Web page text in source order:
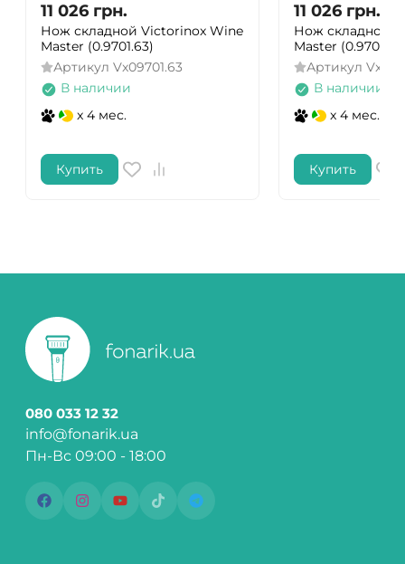
11 026 грн.
Нож складной Victorinox Wine
Master (0.9701.63)
Артикул Vx09701.63
В наличии
x 4 мес.
Купить
11 026 грн.
Нож складной
Master
Артикул
В наличии
x 4 мес.
Купить
080 033 12 32
info@fonarik.ua
Пн-Вс 09:00 - 18:00